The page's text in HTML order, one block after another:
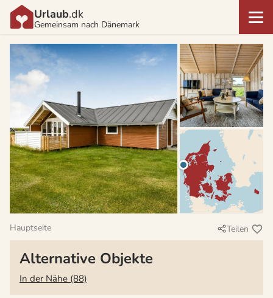
Urlaub.dk
Gemeinsam nach Dänemark
Hauptseite Teilen
Alternative Objekte
In der Nähe (88)